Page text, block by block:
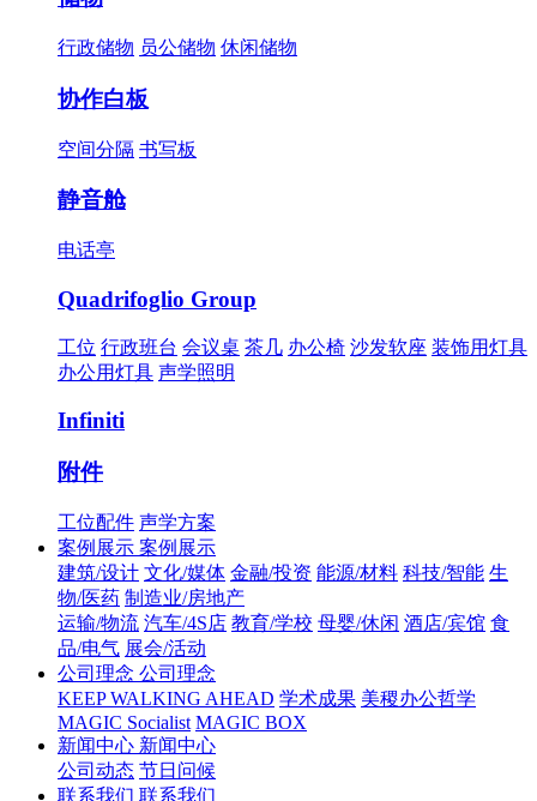
行政储物 员公储物 休闲储物
协作白板
空间分隔 书写板
静音舱
电话亭
Quadrifoglio Group
工位 行政班台 会议桌 茶几 办公椅 沙发软座 装饰用灯具
办公用灯具 声学照明
Infiniti
附件
工位配件 声学方案
案例展示 案例展示
建筑/设计 文化/媒体 金融/投资 能源/材料 科技/智能 生
物/医药 制造业/房地产
运输/物流 汽车/4S店 教育/学校 母婴/休闲 酒店/宾馆 食
品/电气 展会/活动
公司理念 公司理念
KEEP WALKING AHEAD 学术成果 美稷办公哲学
MAGIC Socialist MAGIC BOX
新闻中心 新闻中心
公司动态 节日问候
联系我们 联系我们